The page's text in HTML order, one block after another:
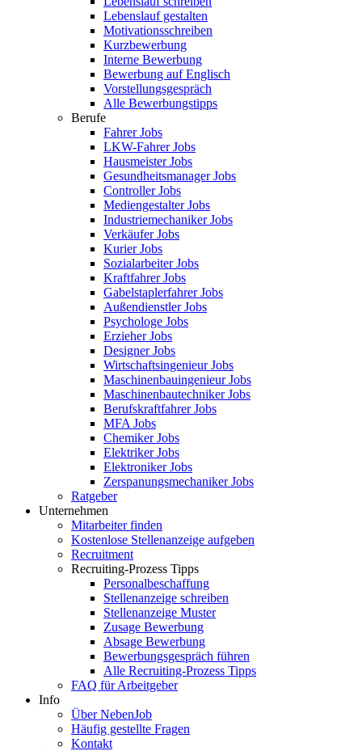
Lebenslauf gestalten
Motivationsschreiben
Kurzbewerbung
Interne Bewerbung
Bewerbung auf Englisch
Vorstellungsgespräch
Alle Bewerbungstipps
Berufe
Fahrer Jobs
LKW-Fahrer Jobs
Hausmeister Jobs
Gesundheitsmanager Jobs
Controller Jobs
Mediengestalter Jobs
Industriemechaniker Jobs
Verkäufer Jobs
Kurier Jobs
Sozialarbeiter Jobs
Kraftfahrer Jobs
Gabelstaplerfahrer Jobs
Außendienstler Jobs
Psychologe Jobs
Erzieher Jobs
Designer Jobs
Wirtschaftsingenieur Jobs
Maschinenbauingenieur Jobs
Maschinenbautechniker Jobs
Berufskraftfahrer Jobs
MFA Jobs
Chemiker Jobs
Elektriker Jobs
Elektroniker Jobs
Zerspanungsmechaniker Jobs
Ratgeber
Unternehmen
Mitarbeiter finden
Kostenlose Stellenanzeige aufgeben
Recruitment
Recruiting-Prozess Tipps
Personalbeschaffung
Stellenanzeige schreiben
Stellenanzeige Muster
Zusage Bewerbung
Absage Bewerbung
Bewerbungsgespräch führen
Alle Recruiting-Prozess Tipps
FAQ für Arbeitgeber
Info
Über NebenJob
Häufig gestellte Fragen
Kontakt